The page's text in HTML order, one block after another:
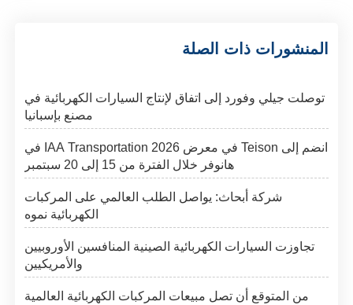
المنشورات ذات الصلة
توصلت جيلي وفورد إلى اتفاق لإنتاج السيارات الكهربائية في
مصنع بإسبانيا
انضم إلى Teison في معرض IAA Transportation 2026 في
هانوفر خلال الفترة من 15 إلى 20 سبتمبر
شركة أبحاث: يواصل الطلب العالمي على المركبات
الكهربائية نموه
تجاوزت السيارات الكهربائية الصينية المنافسين الأوروبيين
والأمريكيين
من المتوقع أن تصل مبيعات المركبات الكهربائية العالمية